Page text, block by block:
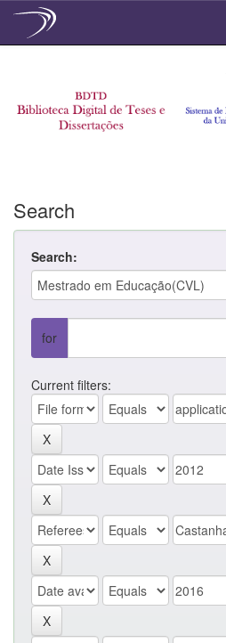
Search
Search:
for
Current filters: